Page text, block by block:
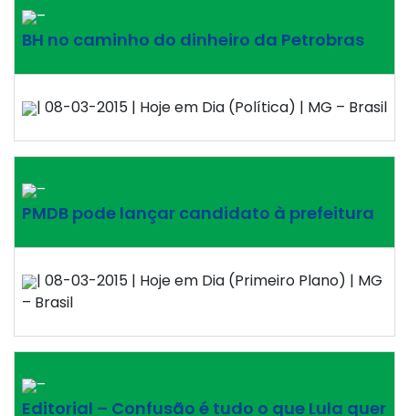
–
BH no caminho do dinheiro da Petrobras
| 08-03-2015 | Hoje em Dia (Política) | MG – Brasil
–
PMDB pode lançar candidato à prefeitura
| 08-03-2015 | Hoje em Dia (Primeiro Plano) | MG
– Brasil
–
Editorial – Confusão é tudo o que Lula quer